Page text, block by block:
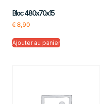
Bloc 480x70x15
€ 8,90
Ajouter au panier